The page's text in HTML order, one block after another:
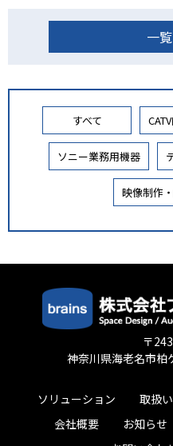
一
すべて
ソニー業務用機器
映像制作
〒
神奈川県海老名市柏
ソリューション 取扱
会社概要
お知らせ